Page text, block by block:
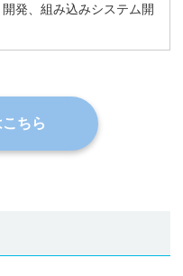
発、組み込みシステム開
ちら